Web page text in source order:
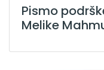
Pismo
Melike